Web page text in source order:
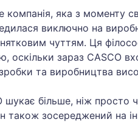
компанія, яка з моменту
виключно на
чуттям. Ця
оскільки зараз CASCO
та виробництва
шукає більше, ніж просто
також зосереджений на